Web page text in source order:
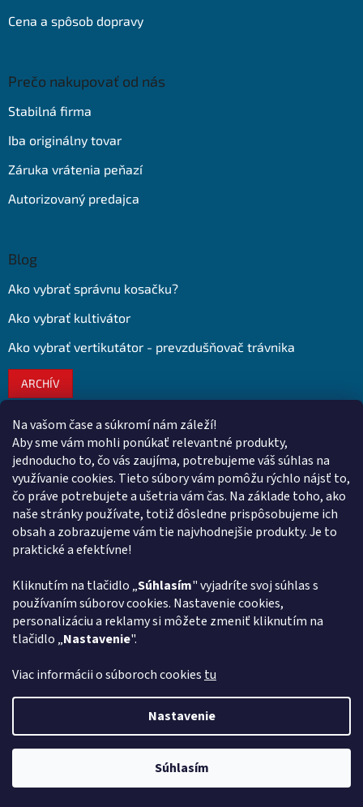
Na vašom čase a súkromí nám záleží!
Aby sme vám mohli ponúkať relevantné produkty,
jednoducho to, čo vás zaujíma, potrebujeme váš súhlas na
využívanie cookies. Tieto súbory vám pomôžu rýchlo nájsť to,
čo práve potrebujete a ušetria vám čas. Na základe toho, ako
naše stránky používate, totiž dôsledne prispôsobujeme ich
obsah a zobrazujeme vám tie najvhodnejšie produkty. Je to
praktické a efektívne!
Kliknutím na tlačidlo „Súhlasím" vyjadríte svoj súhlas s
používaním súborov cookies. Nastavenie cookies,
personalizáciu a reklamy si môžete zmeniť kliknutím na
tlačidlo „Nastavenie".
Viac informácii o súboroch cookies tu
Nastavenie
Súhlasím
Cena a spôsob dopravy
Prečo nakupovať od nás
Stabilná firma
Iba originálny tovar
Záruka vrátenia peňazí
Autorizovaný predajca
Blog
Ako vybrať správnu kosačku?
Ako vybrať kultivátor
Ako vybrať vertikutátor - prevzdušňovač trávnika
ARCHÍV
Kontakt
obchod@ euroshopy.sk
0911 931 019
0911 931 019
Facebook Euroshopy
Prijímame online platby
Copyright 2026Euroshopy. Všetky práva vyhradené.Upraviť
nastavenie cookies